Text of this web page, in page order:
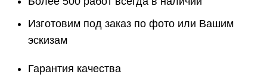
Изготовим под заказ по фото или Вашим
эскизам
Гарантия качества